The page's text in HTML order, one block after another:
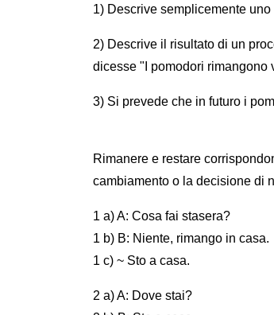
1) Descrive semplicemente
2) Descrive il risultato di un
dicesse "I pomodori rimangono
3) Si prevede che in futuro i
Rimanere e restare
cambiamento o la decisione di
1 a) A: Cosa fai stasera?
1 b) B: Niente, rimango in casa.
1 c) ~ Sto a casa.
2 a) A: Dove stai?